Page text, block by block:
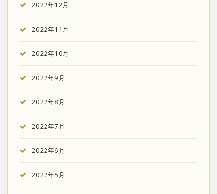
2022年12月
2022年11月
2022年10月
2022年9月
2022年8月
2022年7月
2022年6月
2022年5月